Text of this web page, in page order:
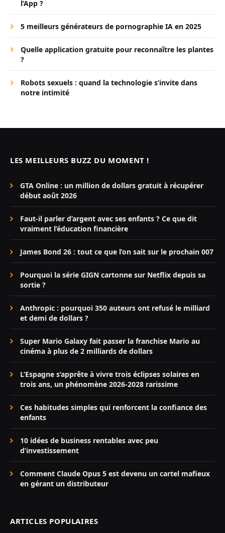
l’App ?
5 meilleurs générateurs de pornographie IA en 2025
Quelle application gratuite pour reconnaître les plantes
?
Robots sexuels : quand la technologie s’invite dans
notre intimité
LES MEILLEURS BUZZ DU MOMENT !
GTA Online : un million de dollars gratuit à récupérer
début août 2026
Faut-il parler d’argent avec ses enfants ? Ce que dit
vraiment l’éducation financière
James Bond 26 : tout ce que l’on sait sur le prochain 007
Pourquoi la série GIGN cartonne sur Netflix depuis sa
sortie ?
Anthropic : pourquoi 350 auteurs ont refusé le milliard
et demi de dollars ?
Super Mario Galaxy fait passer la franchise Mario au
cinéma à plus de 2 milliards de dollars
L’Espagne s’apprête à vivre trois éclipses solaires en
trois ans, un phénomène 2026-2028 rarissime
Ces habitudes simples qui renforcent la confiance des
enfants
10 idées de business rentables avec peu
d’investissement
Comment Claude Opus 5 est devenu un cartel mafieux
en gérant un distributeur
ARTICLES POPULAIRES